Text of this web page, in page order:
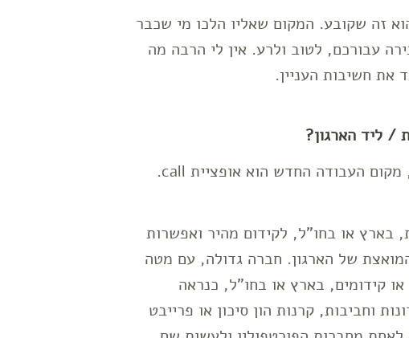
זה שקובע. המקום שאליו הלכו מי שכבר
עבורכם, לטוב ולרע. אין לי הרבה מה
את חשיבות העניין.
ליד הארגון?
בארץ או בחו"ל, לקידום מהיר ואפשרות
של הארגון. חברה גדולה, עם מטה
קידומים, בארץ או בחו"ל, כנראה
וחביבות, קרנות הון סיכון או פרייבט